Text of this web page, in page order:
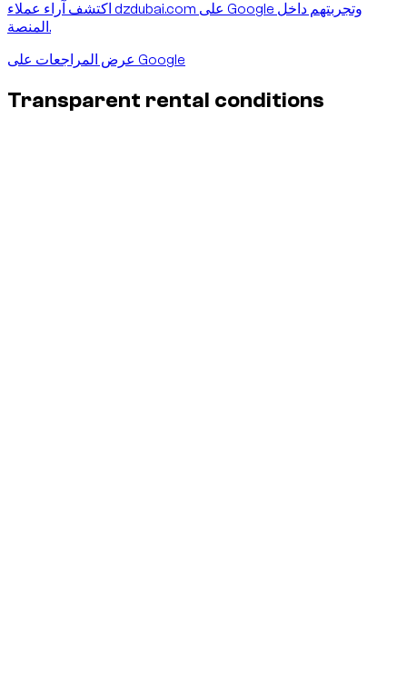
اكتشف آراء عملاء dzdubai.com على Google وتجربتهم داخل
المنصة.
عرض المراجعات على Google
Transparent rental conditions